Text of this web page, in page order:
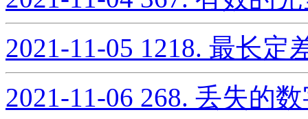
2021-11-05 1218. 最长定
2021-11-06 268. 丢失的